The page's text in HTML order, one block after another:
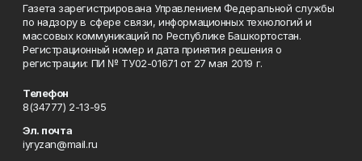
Газета зарегистрирована Управлением Федеральной службы
по надзору в сфере связи, информационных технологий и
массовых коммуникаций по Республике Башкортостан.
Регистрационный номер и дата принятия решения о
регистрации: ПИ № ТУ02-01671 от 27 мая 2019 г.
Телефон
8(34777) 2-13-95
Эл. почта
iyryzan@mail.ru